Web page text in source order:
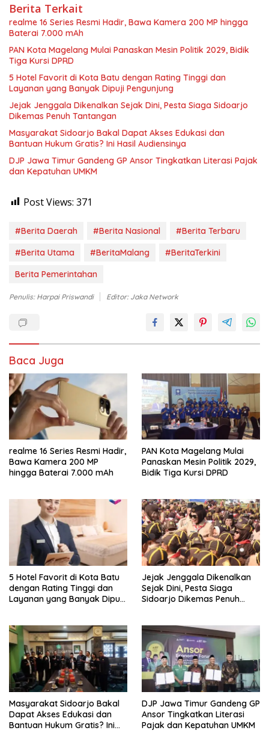
Berita Terkait
realme 16 Series Resmi Hadir, Bawa Kamera 200 MP hingga
Baterai 7.000 mAh
PAN Kota Magelang Mulai Panaskan Mesin Politik 2029, Bidik
Tiga Kursi DPRD
5 Hotel Favorit di Kota Batu dengan Rating Tinggi dan
Layanan yang Banyak Dipuji Pengunjung
Jejak Jenggala Dikenalkan Sejak Dini, Pesta Siaga Sidoarjo
Dikemas Penuh Tantangan
Masyarakat Sidoarjo Bakal Dapat Akses Edukasi dan
Bantuan Hukum Gratis? Ini Hasil Audiensinya
DJP Jawa Timur Gandeng GP Ansor Tingkatkan Literasi Pajak
dan Kepatuhan UMKM
Post Views: 371
#Berita Daerah #Berita Nasional
#Berita Terbaru
#Berita Utama
#BeritaMalang
#BeritaTerkini
Berita Pemerintahan
Penulis: Harpai Priswandi Editor: Jaka Network
Baca Juga
realme 16 Series Resmi Hadir,
Bawa Kamera 200 MP
hingga Baterai 7.000 mAh
PAN Kota Magelang Mulai
Panaskan Mesin Politik 2029,
Bidik Tiga Kursi DPRD
5 Hotel Favorit di Kota Batu
dengan Rating Tinggi dan
Layanan yang Banyak Dipuji
Jejak Jenggala Dikenalkan
Sejak Dini, Pesta Siaga
Sidoarjo Dikemas Penuh
Masyarakat Sidoarjo Bakal
Dapat Akses Edukasi dan
Bantuan Hukum Gratis? Ini
DJP Jawa Timur Gandeng GP
Ansor Tingkatkan Literasi
Pajak dan Kepatuhan UMKM